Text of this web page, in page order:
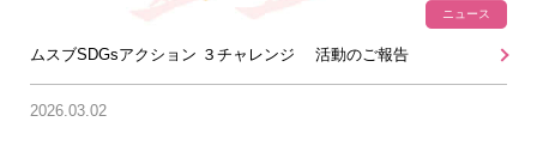
ニュース
ムスブSDGsアクション ３チャレンジ 活動のご報告
2026.03.02